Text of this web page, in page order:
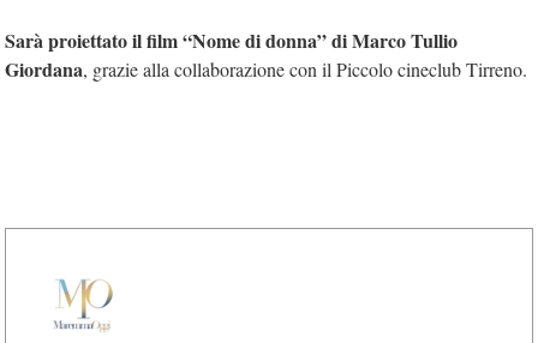
Sarà proiettato il film “Nome di donna” di Marco Tullio
Giordana, grazie alla collaborazione con il Piccolo cineclub Tirreno.